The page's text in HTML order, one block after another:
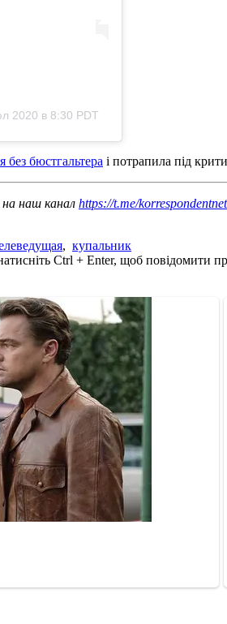
2020 в 8:30 PDT
без бюстгальтера і потрапила під
на наш канал https://t.me/korrespondentnet
, купальник
Ctrl + Enter, щоб повідомити